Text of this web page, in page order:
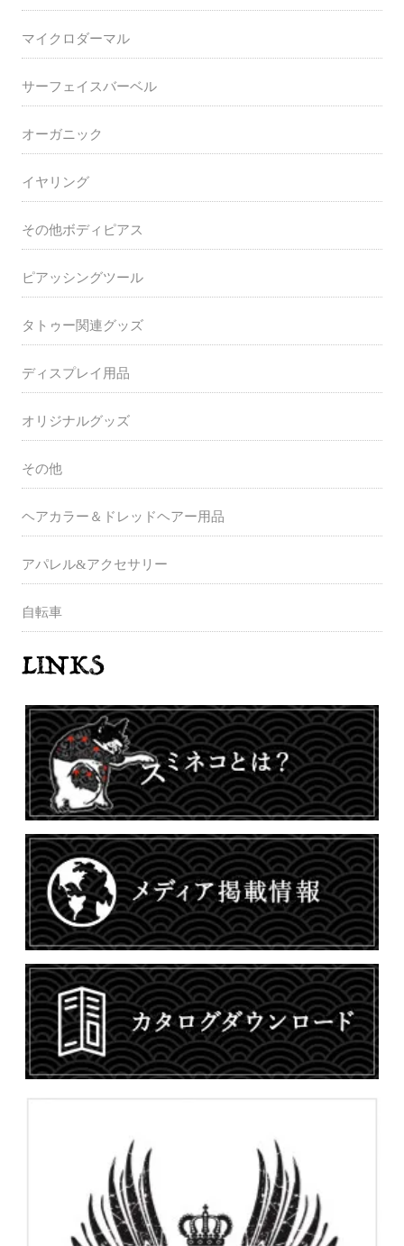
マイクロダーマル
サーフェイスバーベル
オーガニック
イヤリング
その他ボディピアス
ピアッシングツール
タトゥー関連グッズ
ディスプレイ用品
オリジナルグッズ
その他
ヘアカラー＆ドレッドヘアー用品
アパレル&アクセサリー
自転車